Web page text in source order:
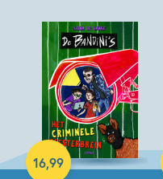
16,99
Hardcover